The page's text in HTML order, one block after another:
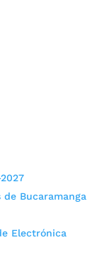
Bucaramanga
Electrónica
de
el primer